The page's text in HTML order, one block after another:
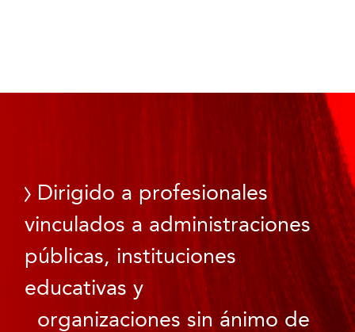
Dirigido a profesionales
vinculados a administraciones
públicas, instituciones
educativas y
organizaciones sin ánimo de